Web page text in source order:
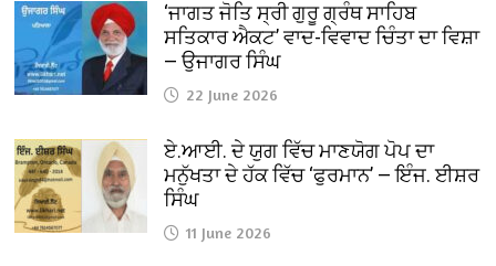
‘ਜਾਗਤ ਜੋਤਿ ਸ੍ਰੀ ਗੁਰੂ ਗ੍ਰੰਥ ਸਾਹਿਬ
ਸਤਿਕਾਰ ਐਕਟ’ ਵਾਦ-ਵਿਵਾਦ ਚਿੰਤਾ ਦਾ ਵਿਸ਼ਾ
— ਉਜਾਗਰ ਸਿੰਘ
22 June 2026
ਏ.ਆਈ. ਦੇ ਯੁਗ ਵਿੱਚ ਮਾਣਯੋਗ ਪੋਪ ਦਾ
ਮਨੁੱਖਤਾ ਦੇ ਹੱਕ ਵਿੱਚ ‘ਫੁਰਮਾਨ’ — ਇੰਜ. ਈਸ਼ਰ
ਸਿੰਘ
11 June 2026